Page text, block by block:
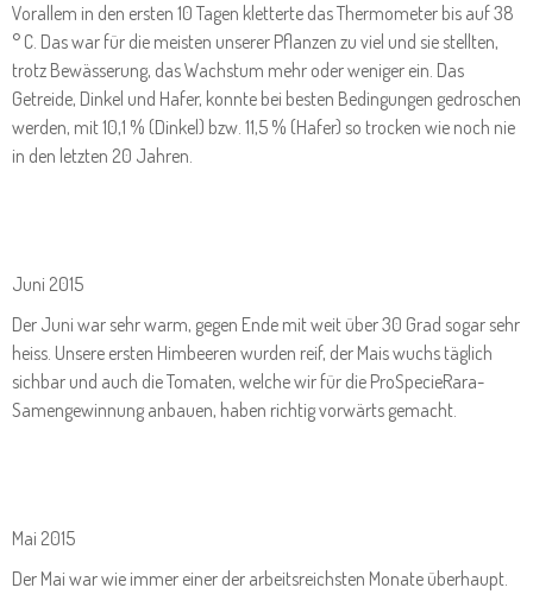
Vorallem in den ersten 10 Tagen kletterte das Thermometer bis auf 38
° C. Das war für die meisten unserer Pflanzen zu viel und sie stellten,
trotz Bewässerung, das Wachstum mehr oder weniger ein. Das
Getreide, Dinkel und Hafer, konnte bei besten Bedingungen gedroschen
werden, mit 10,1 % (Dinkel) bzw. 11,5 % (Hafer) so trocken wie noch nie
in den letzten 20 Jahren.
Juni 2015
Der Juni war sehr warm, gegen Ende mit weit über 30 Grad sogar sehr
heiss. Unsere ersten Himbeeren wurden reif, der Mais wuchs täglich
sichbar und auch die Tomaten, welche wir für die ProSpecieRara-
Samengewinnung anbauen, haben richtig vorwärts gemacht.
Mai 2015
Der Mai war wie immer einer der arbeitsreichsten Monate überhaupt.